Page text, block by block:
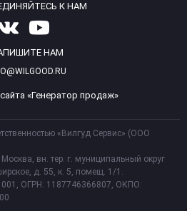
К НАМ
НАМ
«Генератор продаж»
«Вилгуд Сервис» (ООО
вн. тер. г. муниципальный округ
д. 55, к. 5, помещ. 1/1.
ОГРН: 1187746366807, ОКПО: